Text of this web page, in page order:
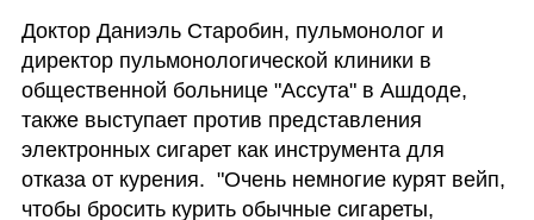
Доктор Даниэль Старобин, пульмонолог и
директор пульмонологической клиники в
общественной больнице "Ассута" в Ашдоде,
также выступает против представления
электронных сигарет как инструмента для
отказа от курения.  "Очень немногие курят вейп,
чтобы бросить курить обычные сигареты,